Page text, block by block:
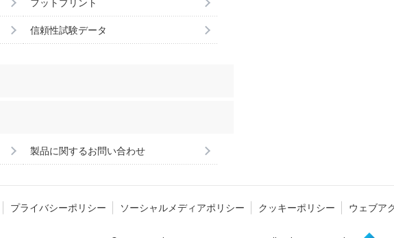
信頼性試験データ
製品に関するお問い合わせ
プライバシーポリシー ソーシャルメディアポリシー クッキーポリシー ウェブア